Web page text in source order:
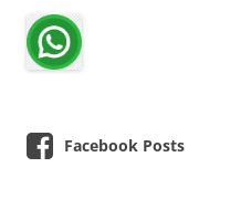
Facebook Posts